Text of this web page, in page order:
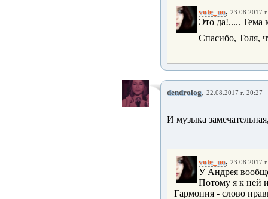
vote_no, 23.08.2017
Это да!..... Тема
Спасибо, Толя,
dendrolog, 22.08.2017 г. 20:27
И музыка
vote_no, 23.08.2017
У Андрея
Потому я к ней
Гармония - слово